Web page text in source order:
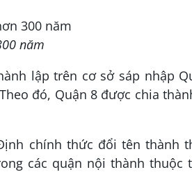
năm
lập trên cơ sở sáp nhập
đó, Quận 8 được chia
chính thức đổi tên thành
các quận nội thành thuộc